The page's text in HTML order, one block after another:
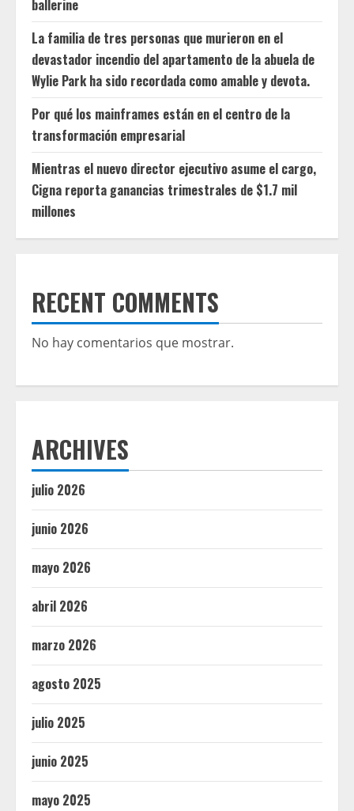
ballerine
La familia de tres personas que murieron en el
devastador incendio del apartamento de la abuela de
Wylie Park ha sido recordada como amable y devota.
Por qué los mainframes están en el centro de la
transformación empresarial
Mientras el nuevo director ejecutivo asume el cargo,
Cigna reporta ganancias trimestrales de $1.7 mil
millones
RECENT COMMENTS
No hay comentarios que mostrar.
ARCHIVES
julio 2026
junio 2026
mayo 2026
abril 2026
marzo 2026
agosto 2025
julio 2025
junio 2025
mayo 2025